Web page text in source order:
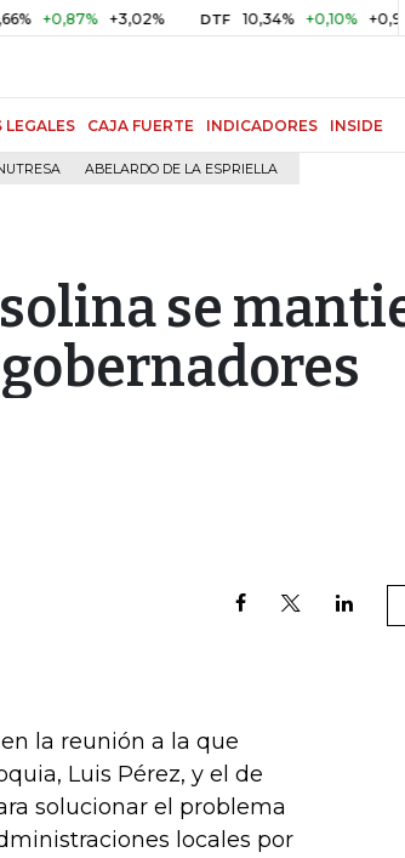
+3,02% DTF 10,34% +0,10% +0,98%
CAJA FUERTE INDICADORES INSIDE
ABELARDO DE LA ESPRIELLA
se
la reunión a la que
Luis Pérez, y el de
solucionar el problema
locales por